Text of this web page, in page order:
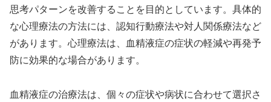
思考パターンを改善することを目的としています。具体的
な心理療法の方法には、認知行動療法や対人関係療法など
があります。心理療法は、血精液症の症状の軽減や再発予
防に効果的な場合があります。
血精液症の治療法は、個々の症状や病状に合わせて選択さ